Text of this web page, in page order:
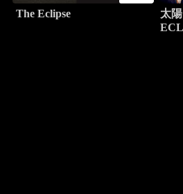
The Eclipse
太